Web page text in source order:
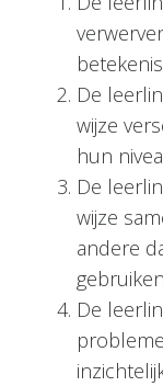
De
wijze
hun
De
wijze
andere
De